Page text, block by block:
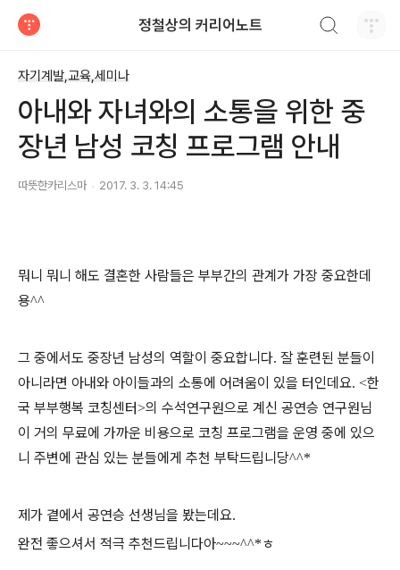
정철상의 커리어노트
자기계발,교육,세미나
아내와 자녀와의 소통을 위한 중
장년 남성 코칭 프로그램 안내
따뜻한카리스마 2017. 3. 3. 14:45
뭐니 뭐니 해도 결혼한 사람들은 부부간의 관계가 가장 중요한데
용^^
그 중에서도 중장년 남성의 역할이 중요합니다. 잘 훈련된 분들이
아니라면 아내와 아이들과의 소통에 어려움이 있을 터인데요. <한
국 부부행복 코칭센터>의 수석연구원으로 계신 공연승 연구원님
이 거의 무료에 가까운 비용으로 코칭 프로그램을 운영 중에 있으
니 주변에 관심 있는 분들에게 추천 부탁드립니당^^*
제가 곁에서 공연승 선생님을 봤는데요.
완전 좋으셔서 적극 추천드립니다아~~~^^*ㅎ